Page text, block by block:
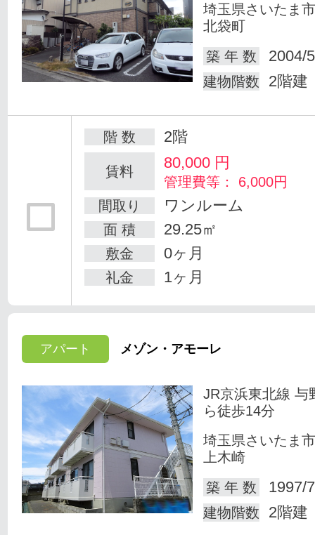
埼玉県さいたま
北袋町
築 年 数
2004/
建物階数 2階建
階 数 2階
賃料 80,000 円
管理費等： 6,000円
間取り
ワンルーム
面 積 29.25㎡
敷金 0ヶ月
礼金 1ヶ月
アパート メゾン・アモーレ
JR京浜東北線 与
ら徒歩14分
埼玉県さいたま
上木崎
築 年 数
1997/
建物階数 2階建